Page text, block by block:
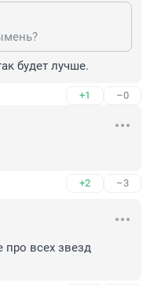
будет лучше.
+1 –0
+2 –3
всех звезд